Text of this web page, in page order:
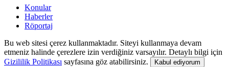
Konular
Haberler
Röportaj
Bu web sitesi çerez kullanmaktadır. Siteyi kullanmaya devam
etmeniz halinde çerezlere izin verdiğiniz varsayılır. Detaylı bilgi için
Gizililik Politikası sayfasına göz atabilirsiniz. Kabul ediyorum